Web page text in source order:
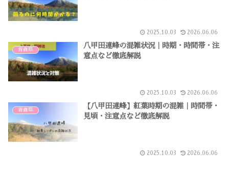
2025.10.03 2026.06.06
青森県
八甲田連峰の混雑状況｜時期・時間帯・注
意点など徹底解説
2025.10.03 2026.06.06
青森県
【八甲田連峰】紅葉時期の混雑｜時間帯・
見頃・注意点など徹底解説
2025.10.03 2026.06.06